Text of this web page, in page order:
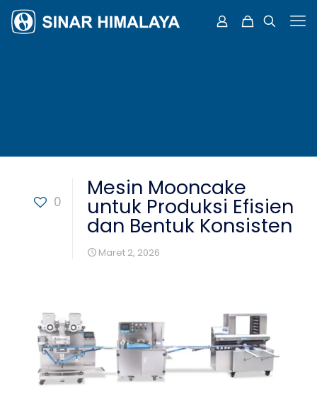
0
Mesin Mooncake
untuk Produksi Efisien
dan Bentuk Konsisten
Maret 2, 2026